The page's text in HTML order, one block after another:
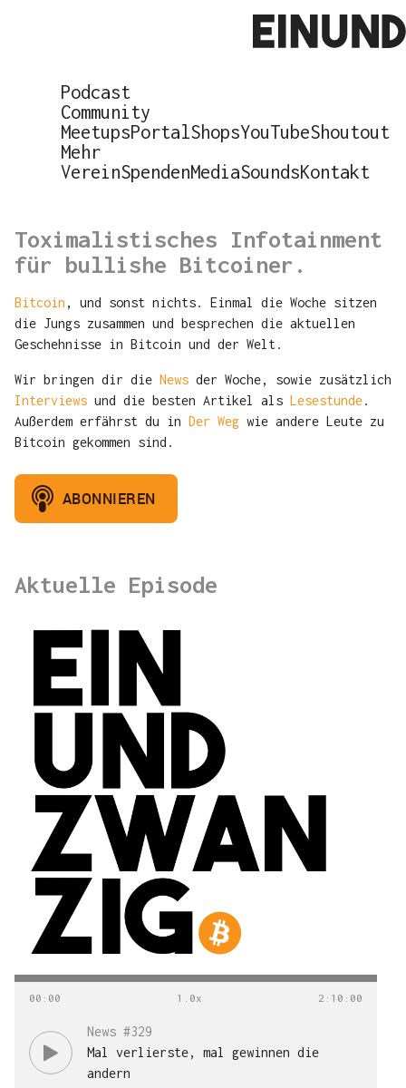
Podcast
Community
MeetupsPortalShopsYouTubeShoutout
Mehr
VereinSpendenMediaSoundsKontakt
"Hosp oder top!" ist Spiel des Jahres 2021 +++ Das Auto wird sich
Einundzwanzig, der
Toximalistisches Infotainment
für bullishe Bitcoiner.
Bitcoin , und sonst nichts. Einmal die Woche sitzen
die Jungs zusammen und besprechen die aktuellen
Geschehnisse in Bitcoin und der Welt.
Wir bringen dir die News der Woche, sowie zusätzlich
Interviews und die besten Artikel als Lesestunde.
Außerdem erfährst du in
Der Weg wie andere Leute zu
Bitcoin gekommen sind.
Aktuelle Episode
00 : 00 2 : 10 : 00
News #329
Mal verlierste, mal gewinnen die
andern